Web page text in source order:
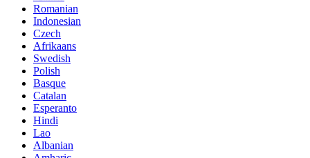
Romanian
Indonesian
Czech
Afrikaans
Swedish
Polish
Basque
Catalan
Esperanto
Hindi
Lao
Albanian